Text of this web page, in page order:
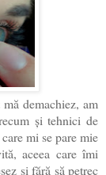
demachiez, am
și tehnici de
mi se pare mie
aceea care îmi
și fără să petrec